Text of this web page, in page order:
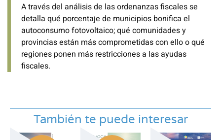
A través del análisis de las ordenanzas fiscales se
detalla qué porcentaje de municipios bonifica el
autoconsumo fotovoltaico; qué comunidades y
provincias están más comprometidas con ello o qué
regiones ponen más restricciones a las ayudas
fiscales.
También te puede interesar